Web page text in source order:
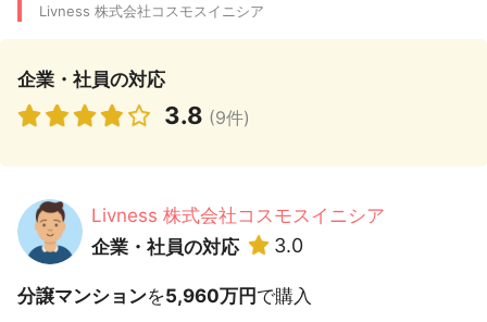
Livness 株式会社コスモスイニシア
企業・社員の対応
3.8 (9件)
Livness 株式会社コスモスイニシア
企業・社員の対応
3.0
分譲マンションを5,960万円 で購入